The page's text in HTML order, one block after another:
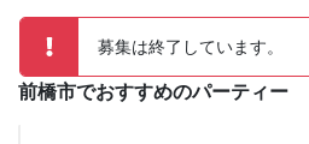
募集は終了しています。
前橋市でおすすめのパーティー